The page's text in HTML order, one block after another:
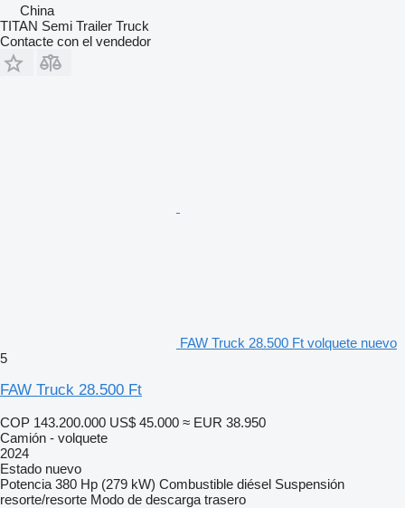
China
TITAN Semi Trailer Truck
Contacte con el vendedor
FAW Truck 28.500 Ft volquete nuevo
5
FAW Truck 28.500 Ft
COP 143.200.000 US$ 45.000 ≈ EUR 38.950
Camión - volquete
2024
Estado nuevo
Potencia 380 Hp (279 kW) Combustible diésel Suspensión
resorte/resorte Modo de descarga trasero